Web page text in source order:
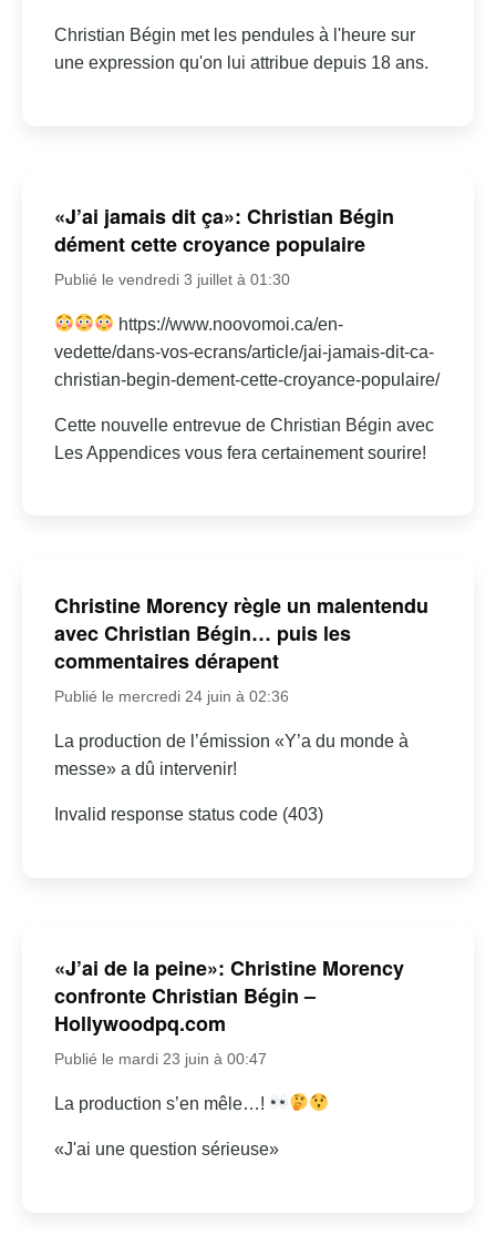
Christian Bégin met les pendules à l'heure sur
une expression qu'on lui attribue depuis 18 ans.
«J’ai jamais dit ça»: Christian Bégin
dément cette croyance populaire
Publié le vendredi 3 juillet à 01:30
https://www.noovomoi.ca/en-
vedette/dans-vos-ecrans/article/jai-jamais-dit-ca-
christian-begin-dement-cette-croyance-populaire/
Cette nouvelle entrevue de Christian Bégin avec
Les Appendices vous fera certainement sourire!
Christine Morency règle un malentendu
avec Christian Bégin… puis les
commentaires dérapent
Publié le mercredi 24 juin à 02:36
La production de l’émission «Y’a du monde à
messe» a dû intervenir!
Invalid response status code (403)
«J’ai de la peine»: Christine Morency
confronte Christian Bégin –
Hollywoodpq.com
Publié le mardi 23 juin à 00:47
La production s’en mêle…!
«J'ai une question sérieuse»